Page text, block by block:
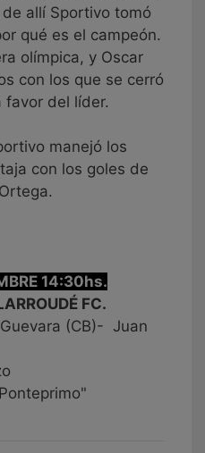
allí Sportivo tomó
qué es el campeón.
olímpica, y Oscar
con los que se cerró
favor del líder.
manejó los
con los goles de
14:30hs.
FC.
(CB)- Juan